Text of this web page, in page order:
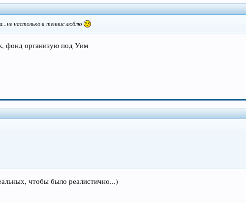
настолько я теннис люблю
фонд организую под Уим
чтобы было реалистично...)